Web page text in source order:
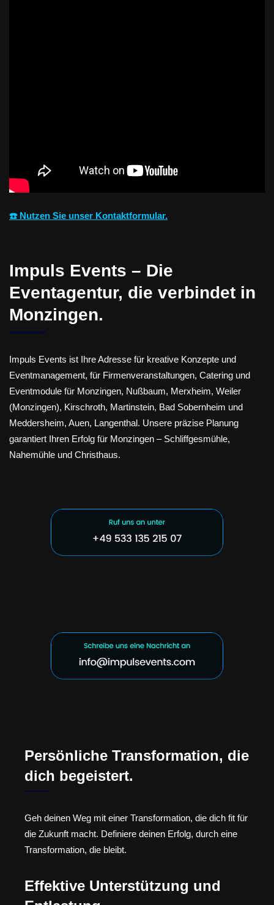
☎️ Nutzen Sie unser Kontaktformular.
Impuls Events – Die
Eventagentur, die verbindet in
Monzingen.
Impuls Events ist Ihre Adresse für kreative Konzepte und
Eventmanagement, für Firmenveranstaltungen, Catering und
Eventmodule für Monzingen, Nußbaum, Merxheim, Weiler
(Monzingen), Kirschroth, Martinstein, Bad Sobernheim und
Meddersheim, Auen, Langenthal. Unsere präzise Planung
garantiert Ihren Erfolg für Monzingen – Schliffgesmühle,
Nahemühle und Christhaus.
Persönliche Transformation, die
dich begeistert.
Geh deinen Weg mit einer Transformation, die dich fit für
die Zukunft macht. Definiere deinen Erfolg, durch eine
Transformation, die bleibt.
Effektive Unterstützung und